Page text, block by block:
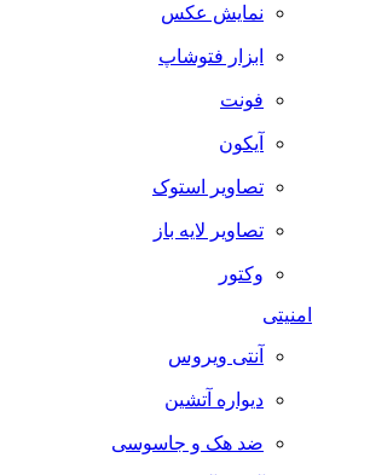
نمایش عکس
ابزار فتوشاپ
فونت
آیکون
تصاویر استوک
تصاویر لایه باز
وکتور
امنیتی
آنتی ویروس
دیواره آتشین
ضد هک و جاسوسی